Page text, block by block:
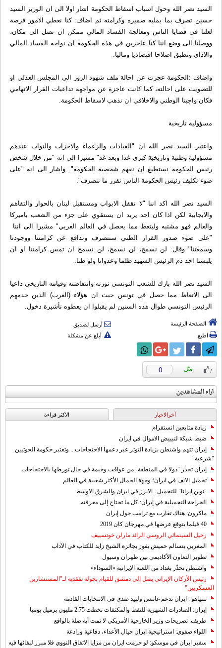
السيد نصر الله وحول اسباب اسقاط الحكومة اشار اولا الى ان الوزير السيد
حسين تصرف بما يمليه ضميره وكرامته ثم اضاف: كنا نعطي الامور فرصة
لعلنا في قضايا الناس ومعالجة الفساد المالي ممكن ان نصل الى مكان،
ووصلنا الى وضع اننا كنا عاجزين في هذه الحكومة ان نواجه الفساد المالي
والاداي ونطبق اصلاحا اقتصاديا وماليا.
واضاف :الحكومة عجزت عن احالة ملف شهود الزور الى المجلس العدلي او
للتصويت على احالته، كما كانت عاجزة عن مواجهة تداعيات القرار الاتهامي
فكان واجبنا الوطني والاخلاقي ان نذهب لاسقاط الحكومة.
مسؤولية تاريخية
واعتبر السيد نصر الله ان "القيادات والزعماء والاحزاب والنواب عندهم
مسؤولية وطنية وتاريخية كبرى غدا وبعد غد" مشيرا الى انه "من خلال شخص
رئيس الحكومة نستطيع ان نفهم شخصية الحكومة". واشار الى انه "على
ضوء تكليف رئيس الحكومة الناس تقرر ما تتصرف".
السيد نصر الله اكد اننا "لا نقفل الابواب ومستقبل لبنان بالحوار والتفاهم
والايجابية لكن اذا كان احد يريد ان يستقوي على جزء من الشعب باميركا
والعالم فهو مشتبه وليتعظ مما يحصل في العالم العربي" مشيرا الى اننا
"على ضوء صدور القرار الظني سنتصرف وندافع عن كرامتنا ووجودنا
وسمعتنا" وقال: لن نسمح، لن نسمح، لن نسمح ان تمس كرامتنا او ان
يلبسنا احد دم الرئيس الشهيد ظلما وعدوانا ولو ظنا.
السيد نصر الله بارك للشعب التونسي ثورته وانتفاضته وقيامه التاريخي داعيا
الى الاتعاظ مما حصل في تونس حيث ان هؤلاء (الغرب) الذين خدمهم
الرئيس التونسي طوال هذه السنين لم يقبلوا ان يعطوه تأشيرة دخول.
الصفحة الرئيسة
أرسل لصديق
اطبع
أبلغ عن مشكلة
0
آراء المشاهدين
آخرالاخبار الاکثر قراءة
زيادة متابعين انستقرام
ضبط شبكة لتبييض الاموال في ايران
إيران تتهم واشنطن بزيادة التوتر عبر دعمها الاحتجاجات... وتعتبر حكومة الحوثيين
"شرعية"
إيران تحذر "دولا في المنطقة" من عواقب وخيمة في حال تورطها بالاحتجاجات
تجميل الانف في ايران؛ وجهة الجمال الأكثر شعبية في العالم
"نوين ايرانا" للتجميل ..الابرز في ايران والشرق الاوسط
الجراحة التجميلية في إيران: كل ما تحتاج إلى معرفته
ماكرون: هناك تقارب مع ترامب حول إيران
40 فيلما يتوقع عرضها في مهرجان كان 2019
رحيل السينمائي الروسي الرائد مارلن خوتسييف
المغربي بنسالم حميش يفوز بجائزة الشيخ زايد للكتاب في الآداب
تطوير التعاون الأكاديمي بين طهران وسيول
واشنطن تحذّر بغداد من اللعبة الإيرانية «السوداء»
رئيس الأركان الإيراني يصل إلى دمشق للقيام بجولة تفقدية لـ"المستشارين
العسكريين"
نتنياهو : ايران تدعم غانتس ولبيد ضدي في الانتخابات القادمة
إيران: الصادرات الشهریة للنفط والمكثفات تخطت 2.75 مليون برميل يوميا
ظريف: تصريحات وزير الخارجية الأمريكي لا تمت أية صلة بالواقع
اللواء صفوي: استراتيجية ايران حيال الأعداء، دفاعية ورادعة
سفير ايران في موسكو: لو حرمت ايران من مزايا الاتفاق النووي فلا مبرر لبقائها فيه